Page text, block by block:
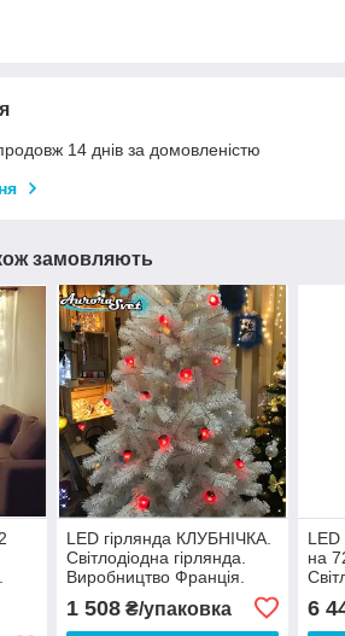
14 днів за домовленістю
замовляють
LED гірлянда КЛУБНІЧКА.
Світлодіодна гірлянда.
Виробництво Франція.
1 508₴/упаковка
LED
на
6